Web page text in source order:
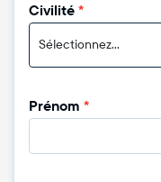
Civilité*
Sélectionnez...
Prénom *